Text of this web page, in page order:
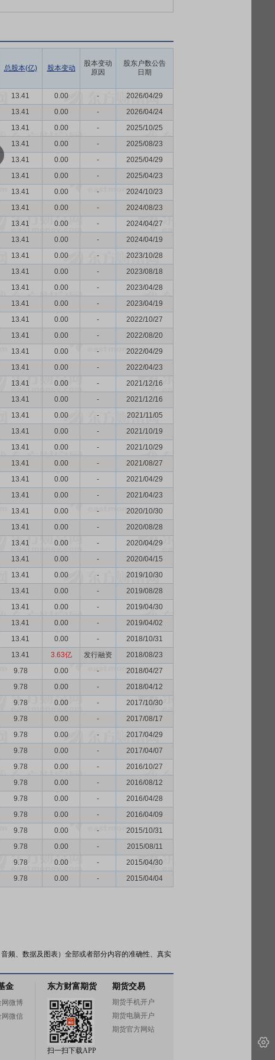
总股本(亿) 股本变动
股本变动
原因
股东户数公告
日期
13.41 0.00 -
2026/04/29
13.41 0.00 -
2026/04/24
13.41 0.00 -
2025/10/25
13.41 0.00 -
2025/08/23
13.41 0.00 -
2025/04/29
13.41 0.00 -
2025/04/23
13.41 0.00 -
2024/10/23
13.41 0.00 -
2024/08/23
13.41 0.00 -
2024/04/27
13.41 0.00 -
2024/04/19
13.41 0.00 -
2023/10/28
13.41 0.00 -
2023/08/18
13.41 0.00 -
2023/04/28
13.41 0.00 -
2023/04/19
13.41 0.00 -
2022/10/27
13.41 0.00 -
2022/08/20
13.41 0.00 -
2022/04/29
13.41 0.00 -
2022/04/23
13.41 0.00 -
2021/12/16
13.41 0.00 -
2021/12/16
13.41 0.00 -
2021/11/05
13.41 0.00 -
2021/10/19
13.41 0.00 -
2021/10/29
13.41 0.00 -
2021/08/27
13.41 0.00 -
2021/04/29
13.41 0.00 -
2021/04/23
13.41 0.00 -
2020/10/30
13.41 0.00 -
2020/08/28
13.41 0.00 -
2020/04/29
13.41 0.00 -
2020/04/15
13.41 0.00 -
2019/10/30
13.41 0.00 -
2019/08/28
13.41 0.00 -
2019/04/30
13.41 0.00 -
2019/04/02
13.41 0.00 -
2018/10/31
13.41 3.63亿 发行融资
2018/08/23
9.78 0.00 -
2018/04/27
9.78 0.00 -
2018/04/12
9.78 0.00 -
2017/10/30
9.78 0.00 -
2017/08/17
9.78 0.00 -
2017/04/29
9.78 0.00 -
2017/04/07
9.78 0.00 -
2016/10/27
9.78 0.00 -
2016/08/12
9.78 0.00 -
2016/04/28
9.78 0.00 -
2016/04/09
9.78 0.00 -
2015/10/31
9.78 0.00 -
2015/08/11
9.78 0.00 -
2015/04/30
9.78 0.00 - 2015/04/04
频、数据及图表）全部或者部分内容的准确性、真实
金
网微博
网微信
东方财富期货
扫一扫下载APP
期货交易
期货手机开户
期货电脑开户
期货官方网站